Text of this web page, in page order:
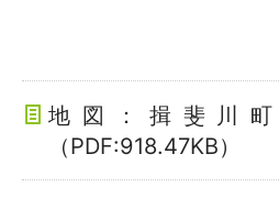
地図：揖斐川
（PDF:918.47KB）